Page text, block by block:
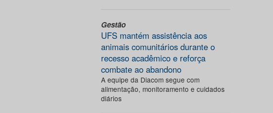
Gestão
UFS mantém assistência aos
animais comunitários durante o
recesso acadêmico e reforça
combate ao abandono
A equipe da Diacom segue com
alimentação, monitoramento e cuidados
diários